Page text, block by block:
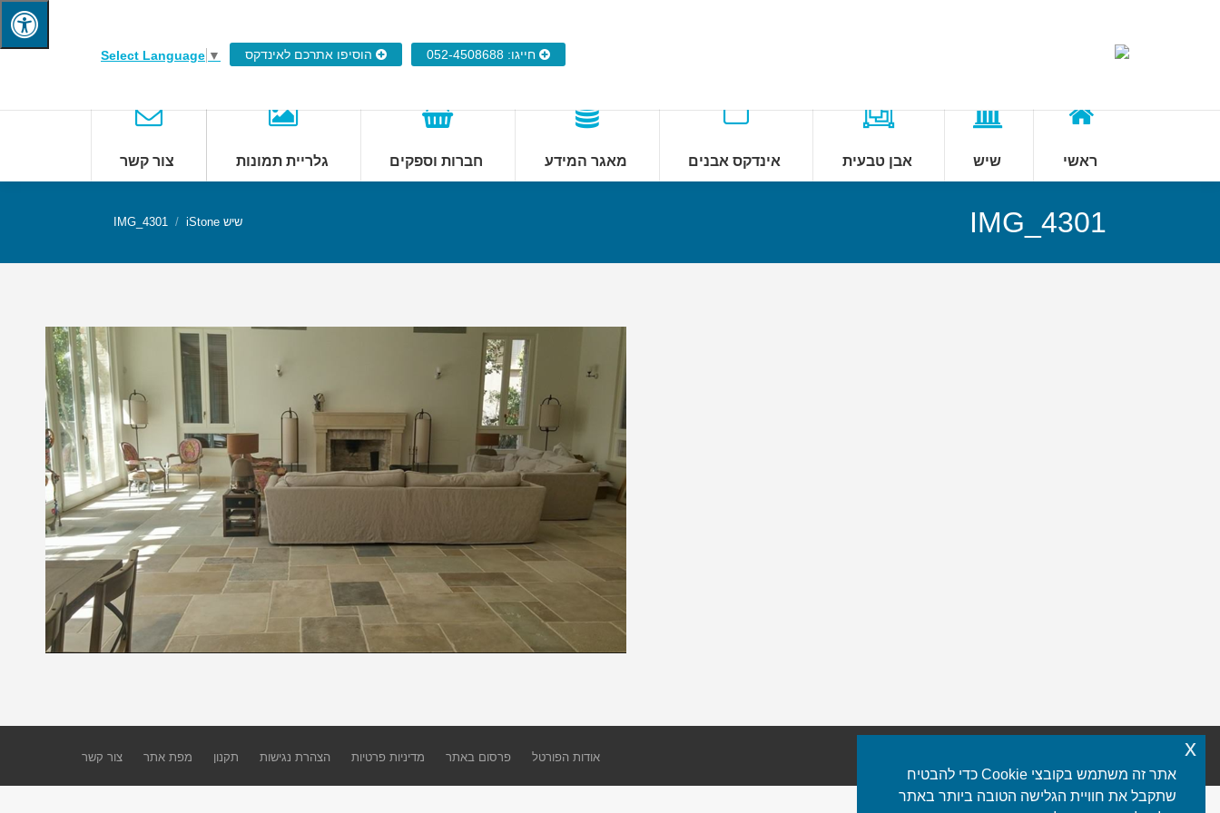
חייגו: 052-4508688 הוסיפו אתרכם לאינדקס Select Language ▼
ראשי שיש אבן טבעית אינדקס אבנים מאגר המידע חברות וספקים גלריית תמונות צור קשר
IMG_4301 שיש iStone IMG_4301
אודות הפורטל פרסום באתר מדיניות פרטיות הצהרת נגישות תקנון מפת אתר צור קשר
אתר זה משתמש בקובצי Cookie כדי להבטיח
שתקבל את חוויית הגלישה הטובה ביותר באתר
x